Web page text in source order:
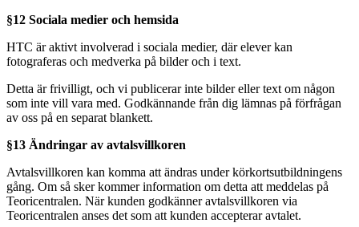
§12 Sociala medier och hemsida
HTC är aktivt involverad i sociala medier, där elever kan
fotograferas och medverka på bilder och i text.
Detta är frivilligt, och vi publicerar inte bilder eller text om någon
som inte vill vara med. Godkännande från dig lämnas på förfrågan
av oss på en separat blankett.
§13 Ändringar av avtalsvillkoren
Avtalsvillkoren kan komma att ändras under körkortsutbildningens
gång. Om så sker kommer information om detta att meddelas på
Teoricentralen. När kunden godkänner avtalsvillkoren via
Teoricentralen anses det som att kunden accepterar avtalet.